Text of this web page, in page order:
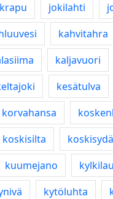
jokilahti
kahvitahra
kaljavuori
kesätulva
korvahansa
koskisilta
kuumejano
kytöluhta